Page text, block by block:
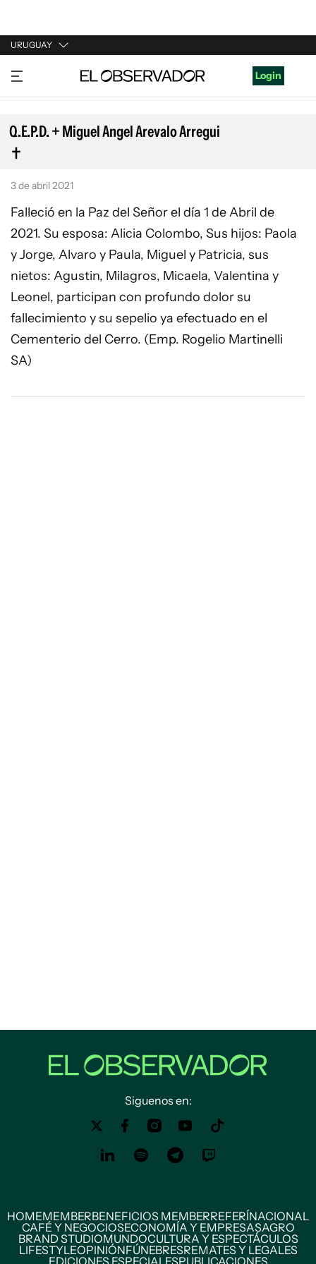
URUGUAY
URUGUAY
ARGENTINA
ESPAÑA
ESTADOS UNIDOS
Login
Q.E.P.D. + Miguel Angel Arevalo Arregui
3 de abril 2021
Falleció en la Paz del Señor el día 1 de Abril de
2021. Su esposa: Alicia Colombo, Sus hijos: Paola
y Jorge, Alvaro y Paula, Miguel y Patricia, sus
nietos: Agustin, Milagros, Micaela, Valentina y
Leonel, participan con profundo dolor su
fallecimiento y su sepelio ya efectuado en el
Cementerio del Cerro. (Emp. Rogelio Martinelli
SA)
Siguenos en:
HOMEMEMBERBENEFICIOS MEMBERREFERÍNACIONAL
CAFÉ Y NEGOCIOSECONOMÍA Y EMPRESASAGRO
BRAND STUDIOMUNDOCULTURA Y ESPECTÁCULOS
LIFESTYLEOPINIÓNFÚNEBRESREMATES Y LEGALES
EDICIONES ESPECIALESPUBLICACIONES